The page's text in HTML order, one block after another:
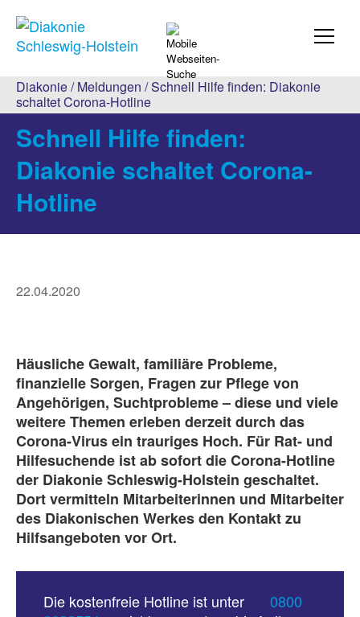
Diakonie/Meldungen / Schnell Hilfe finden: Diakonie
schaltet Corona-Hotline
Schnell Hilfe finden:
Diakonie schaltet Corona-
Hotline
22.04.2020
Häusliche Gewalt, familiäre Probleme,
finanzielle Sorgen, Fragen zur Pflege von
Angehörigen, Suchtprobleme – diese und viele
weitere Themen erleben derzeit durch das
Corona-Virus ein trauriges Hoch. Für Rat- und
Hilfesuchende ist ab sofort die Corona-Hotline
der Diakonie Schleswig-Holstein geschaltet.
Dort vermitteln Mitarbeiterinnen und Mitarbeiter
des Diakonischen Werkes den Kontakt zu
Hilfsangeboten vor Ort.
Die kostenfreie Hotline ist unter
0800